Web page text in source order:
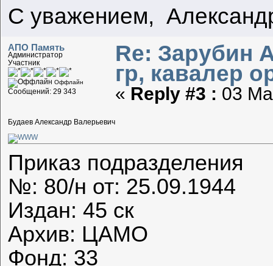
С уважением,
АПО Память
Администратор
Участник
Оффлайн
Сообщений: 29 343
Будаев Александр Валерьевич
Re: Зарубин
гр, кавалер
« Reply #3 : 03
Приказ подразделения
№: 80/н от: 25.09.1944
Издан: 45 ск
Архив: ЦАМО
Фонд: 33